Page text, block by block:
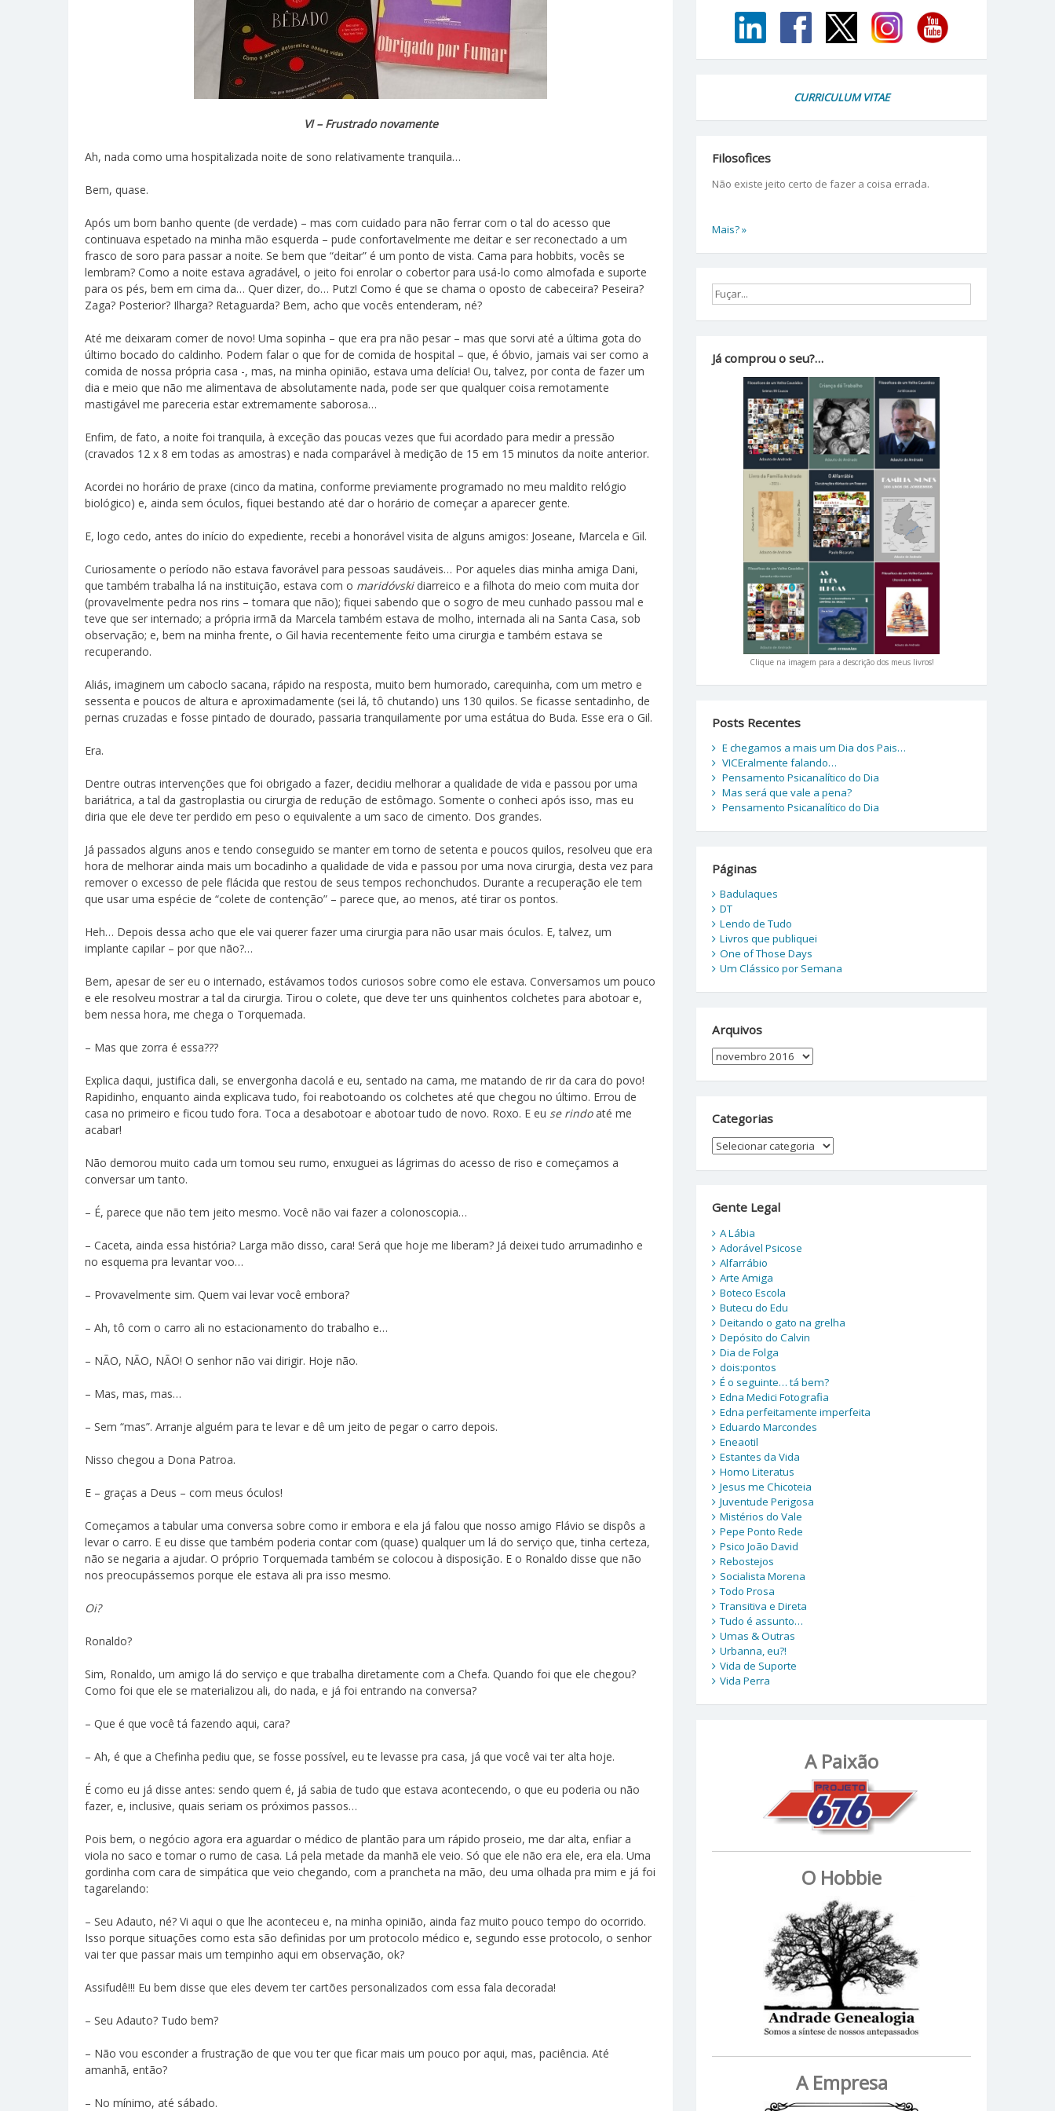
VI – Frustrado novamente
Ah, nada como uma hospitalizada noite de sono relativamente tranquila…
Bem, quase.
Após um bom banho quente (de verdade) – mas com cuidado para não ferrar com o tal do acesso que
continuava espetado na minha mão esquerda – pude confortavelmente me deitar e ser reconectado a um
frasco de soro para passar a noite. Se bem que “deitar” é um ponto de vista. Cama para hobbits, vocês se
lembram? Como a noite estava agradável, o jeito foi enrolar o cobertor para usá-lo como almofada e suporte
para os pés, bem em cima da… Quer dizer, do… Putz! Como é que se chama o oposto de cabeceira? Peseira?
Zaga? Posterior? Ilharga? Retaguarda? Bem, acho que vocês entenderam, né?
Até me deixaram comer de novo! Uma sopinha – que era pra não pesar – mas que sorvi até a última gota do
último bocado do caldinho. Podem falar o que for de comida de hospital – que, é óbvio, jamais vai ser como a
comida de nossa própria casa -, mas, na minha opinião, estava uma delícia! Ou, talvez, por conta de fazer um
dia e meio que não me alimentava de absolutamente nada, pode ser que qualquer coisa remotamente
mastigável me pareceria estar extremamente saborosa…
Enfim, de fato, a noite foi tranquila, à exceção das poucas vezes que fui acordado para medir a pressão
(cravados 12 x 8 em todas as amostras) e nada comparável à medição de 15 em 15 minutos da noite anterior.
Acordei no horário de praxe (cinco da matina, conforme previamente programado no meu maldito relógio
biológico) e, ainda sem óculos, fiquei bestando até dar o horário de começar a aparecer gente.
E, logo cedo, antes do início do expediente, recebi a honorável visita de alguns amigos: Joseane, Marcela e Gil.
Curiosamente o período não estava favorável para pessoas saudáveis… Por aqueles dias minha amiga Dani,
que também trabalha lá na instituição, estava com o maridóvskidiarreico e a filhota do meio com muita dor
(provavelmente pedra nos rins – tomara que não); fiquei sabendo que o sogro de meu cunhado passou mal e
teve que ser internado; a própria irmã da Marcela também estava de molho, internada ali na Santa Casa, sob
observação; e, bem na minha frente, o Gil havia recentemente feito uma cirurgia e também estava se
recuperando.
Aliás, imaginem um caboclo sacana, rápido na resposta, muito bem humorado, carequinha, com um metro e
sessenta e poucos de altura e aproximadamente (sei lá, tô chutando) uns 130 quilos. Se ficasse sentadinho, de
pernas cruzadas e fosse pintado de dourado, passaria tranquilamente por uma estátua do Buda. Esse era o Gil.
Era.
Dentre outras intervenções que foi obrigado a fazer, decidiu melhorar a qualidade de vida e passou por uma
bariátrica, a tal da gastroplastia ou cirurgia de redução de estômago. Somente o conheci após isso, mas eu
diria que ele deve ter perdido em peso o equivalente a um saco de cimento. Dos grandes.
Já passados alguns anos e tendo conseguido se manter em torno de setenta e poucos quilos, resolveu que era
hora de melhorar ainda mais um bocadinho a qualidade de vida e passou por uma nova cirurgia, desta vez para
remover o excesso de pele flácida que restou de seus tempos rechonchudos. Durante a recuperação ele tem
que usar uma espécie de “colete de contenção” – parece que, ao menos, até tirar os pontos.
Heh… Depois dessa acho que ele vai querer fazer uma cirurgia para não usar mais óculos. E, talvez, um
implante capilar – por que não?…
Bem, apesar de ser eu o internado, estávamos todos curiosos sobre como ele estava. Conversamos um pouco
e ele resolveu mostrar a tal da cirurgia. Tirou o colete, que deve ter uns quinhentos colchetes para abotoar e,
bem nessa hora, me chega o Torquemada.
– Mas que zorra é essa???
Explica daqui, justifica dali, se envergonha dacolá e eu, sentado na cama, me matando de rir da cara do povo!
Rapidinho, enquanto ainda explicava tudo, foi reabotoando os colchetes até que chegou no último. Errou de
casa no primeiro e ficou tudo fora. Toca a desabotoar e abotoar tudo de novo. Roxo. E eu se rindoaté me
acabar!
Não demorou muito cada um tomou seu rumo, enxuguei as lágrimas do acesso de riso e começamos a
conversar um tanto.
– É, parece que não tem jeito mesmo. Você não vai fazer a colonoscopia…
– Caceta, ainda essa história? Larga mão disso, cara! Será que hoje me liberam? Já deixei tudo arrumadinho e
no esquema pra levantar voo…
– Provavelmente sim. Quem vai levar você embora?
– Ah, tô com o carro ali no estacionamento do trabalho e…
– NÃO, NÃO, NÃO! O senhor não vai dirigir. Hoje não.
– Mas, mas, mas…
– Sem “mas”. Arranje alguém para te levar e dê um jeito de pegar o carro depois.
Nisso chegou a Dona Patroa.
E – graças a Deus – com meus óculos!
Começamos a tabular uma conversa sobre como ir embora e ela já falou que nosso amigo Flávio se dispôs a
levar o carro. E eu disse que também poderia contar com (quase) qualquer um lá do serviço que, tinha certeza,
não se negaria a ajudar. O próprio Torquemada também se colocou à disposição. E o Ronaldo disse que não
nos preocupássemos porque ele estava ali pra isso mesmo.
Oi?
Ronaldo?
Sim, Ronaldo, um amigo lá do serviço e que trabalha diretamente com a Chefa. Quando foi que ele chegou?
Como foi que ele se materializou ali, do nada, e já foi entrando na conversa?
– Que é que você tá fazendo aqui, cara?
– Ah, é que a Chefinha pediu que, se fosse possível, eu te levasse pra casa, já que você vai ter alta hoje.
É como eu já disse antes: sendo quem é, já sabia de tudo que estava acontecendo, o que eu poderia ou não
fazer, e, inclusive, quais seriam os próximos passos…
Pois bem, o negócio agora era aguardar o médico de plantão para um rápido proseio, me dar alta, enfiar a
viola no saco e tomar o rumo de casa. Lá pela metade da manhã ele veio. Só que ele não era ele, era ela. Uma
gordinha com cara de simpática que veio chegando, com a prancheta na mão, deu uma olhada pra mim e já foi
tagarelando:
– Seu Adauto, né? Vi aqui o que lhe aconteceu e, na minha opinião, ainda faz muito pouco tempo do ocorrido.
Isso porque situações como esta são definidas por um protocolo médico e, segundo esse protocolo, o senhor
vai ter que passar mais um tempinho aqui em observação, ok?
Assifudê!!! Eu bem disse que eles devem ter cartões personalizados com essa fala decorada!
– Seu Adauto? Tudo bem?
– Não vou esconder a frustração de que vou ter que ficar mais um pouco por aqui, mas, paciência. Até
amanhã, então?
– No mínimo, até sábado.
CURRICULUM VITAE
Filosofices
Não existe jeito certo de fazer a coisa errada.
Mais? »
Já comprou o seu?…
Clique na imagem para a descrição dos meus livros!
Posts Recentes
E chegamos a mais um Dia dos Pais…
VICEralmente falando…
Pensamento Psicanalítico do Dia
Mas será que vale a pena?
Pensamento Psicanalítico do Dia
Páginas
Badulaques
DT
Lendo de Tudo
Livros que publiquei
One of Those Days
Um Clássico por Semana
Arquivos
Arquivos
Categorias
Categorias
Gente Legal
A Lábia
Adorável Psicose
Alfarrábio
Arte Amiga
Boteco Escola
Butecu do Edu
Deitando o gato na grelha
Depósito do Calvin
Dia de Folga
dois:pontos
É o seguinte… tá bem?
Edna Medici Fotografia
Edna perfeitamente imperfeita
Eduardo Marcondes
Eneaotil
Estantes da Vida
Homo Literatus
Jesus me Chicoteia
Juventude Perigosa
Mistérios do Vale
Pepe Ponto Rede
Psico João David
Rebostejos
Socialista Morena
Todo Prosa
Transitiva e Direta
Tudo é assunto…
Umas & Outras
Urbanna, eu?!
Vida de Suporte
Vida Perra
A Paixão
O Hobbie
A Empresa